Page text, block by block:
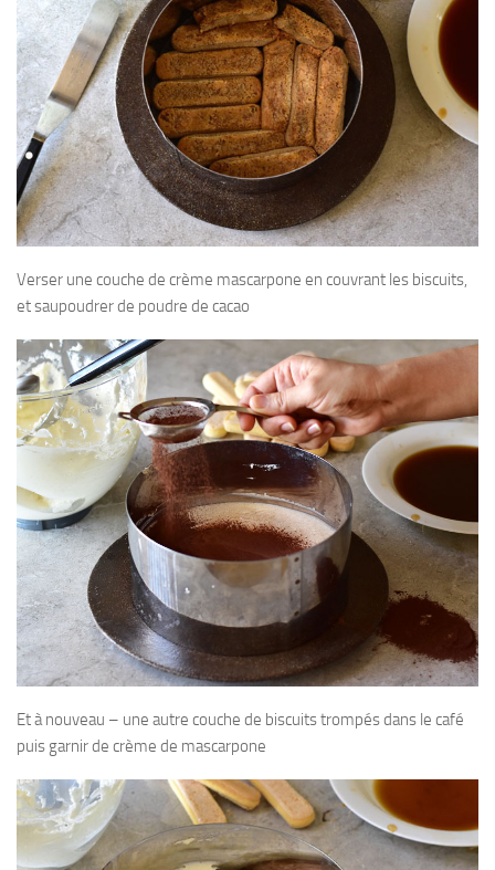
Verser une couche de crème mascarpone en couvrant les biscuits,
et saupoudrer de poudre de cacao
Et à nouveau – une autre couche de biscuits trompés dans le café
puis garnir de crème de mascarpone